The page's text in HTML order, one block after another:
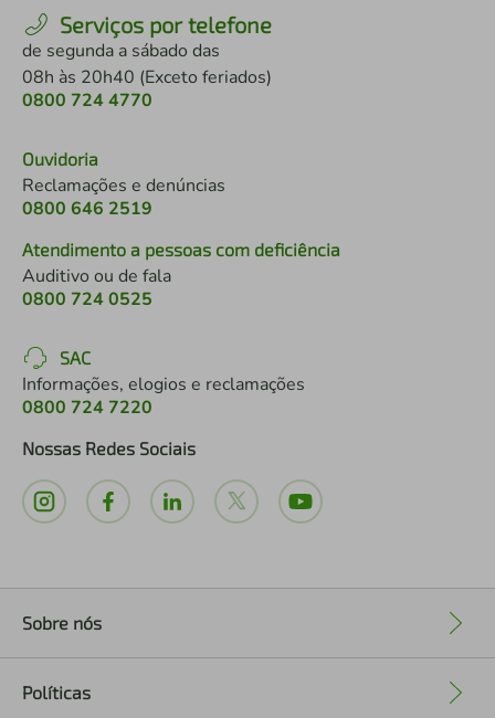
Serviços por telefone
de segunda a sábado das
08h às 20h40 (Exceto feriados)
0800 724 4770
Ouvidoria
Reclamações e denúncias
0800 646 2519
Atendimento a pessoas com deficiência
Auditivo ou de fala
0800 724 0525
SAC
Informações, elogios e reclamações
0800 724 7220
Nossas Redes Sociais
Sobre nós
Políticas